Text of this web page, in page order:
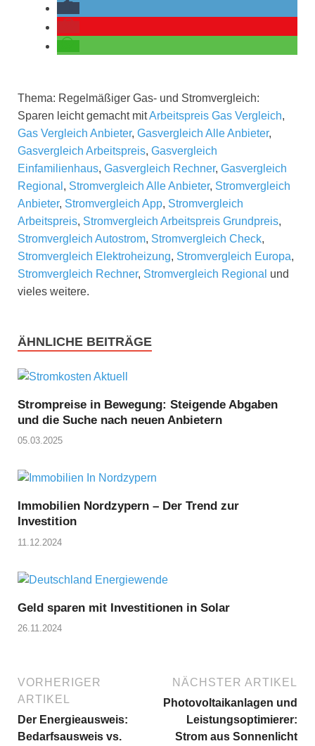
Thema: Regelmäßiger Gas- und Stromvergleich:
Sparen leicht gemacht mitArbeitspreis Gas Vergleich,
Gas Vergleich Anbieter, Gasvergleich Alle Anbieter,
Gasvergleich Arbeitspreis, Gasvergleich
Einfamilienhaus, Gasvergleich Rechner, Gasvergleich
Regional , Stromvergleich Alle Anbieter, Stromvergleich
Anbieter, Stromvergleich App, Stromvergleich
Arbeitspreis, Stromvergleich Arbeitspreis Grundpreis,
Stromvergleich Autostrom, Stromvergleich Check,
Stromvergleich Elektroheizung, Stromvergleich Europa,
Stromvergleich Rechner, Stromvergleich Regional und
vieles weitere.
ÄHNLICHE BEITRÄGE
Strompreise in Bewegung: Steigende Abgaben
und die Suche nach neuen Anbietern
05.03.2025
Immobilien Nordzypern – Der Trend zur
Investition
11.12.2024
Geld sparen mit Investitionen in Solar
26.11.2024
VORHERIGER
ARTIKEL
Der Energieausweis:
Bedarfsausweis vs.
NÄCHSTER ARTIKEL
Photovoltaikanlagen und
Leistungsoptimierer:
Strom aus Sonnenlicht